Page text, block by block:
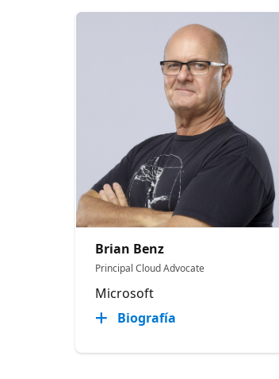
Brian Benz
Principal Cloud Advocate
Microsoft
Biografía